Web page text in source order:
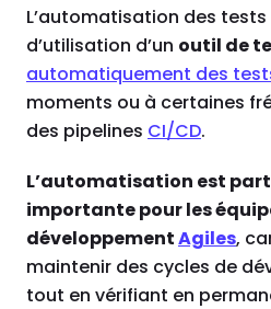
L’automatisation des tests
d’utilisation d’un outil de
automatiquement des tests
moments ou à certaines
des pipelines CI/CD.
L’automatisation est
importante pour les
développementAgiles,
maintenir des cycles de
tout en vérifiant en